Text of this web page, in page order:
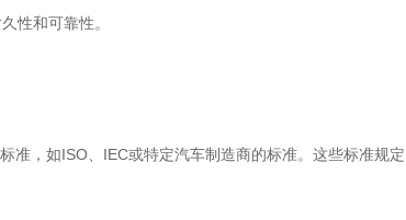
性和可靠性。
，如ISO、IEC或特定汽车制造商的标准。这些标准规